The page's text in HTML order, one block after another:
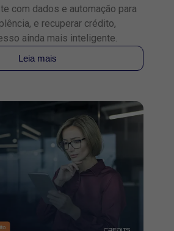
com dados e automação para
e recuperar crédito,
ainda mais inteligente.
Leia mais